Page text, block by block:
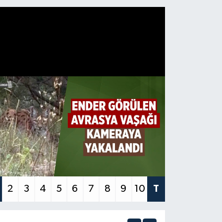
2 3 4 5 6 7 8 9 10 T